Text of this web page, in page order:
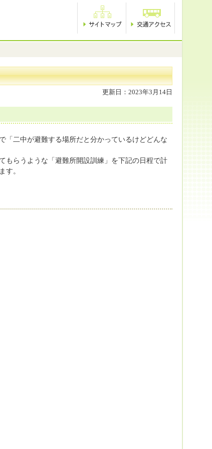
更新日：2023年3月14日
二中が避難する場所だと分かっているけどどんな
らうような「避難所開設訓練」を下記の日程で計
す。